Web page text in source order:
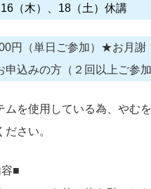
（木）、18（土）休講
円（単日ご参加）★お
込みの方（２回以上ご参
を使用している為、やむ
さい。
■